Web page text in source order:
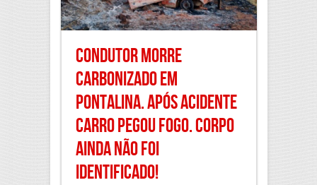
Condutor morre
carbonizado em
Pontalina. Após acidente
carro pegou fogo. Corpo
ainda não foi
identificado!